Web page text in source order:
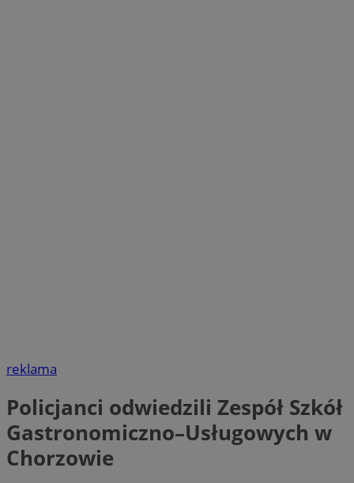
reklama
Policjanci odwiedzili Zespół Szkół
Gastronomiczno–Usługowych w
Chorzowie